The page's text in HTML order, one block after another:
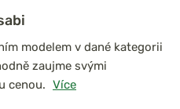
modelem v dané kategorii
zaujme svými
cenou. Více